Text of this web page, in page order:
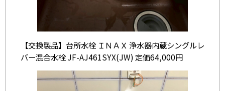
【交換製品】台所水栓 ＩＮＡＸ 浄水器内蔵シングルレ
バー混合水栓 JF-AJ461SYX(JW) 定価64,000円